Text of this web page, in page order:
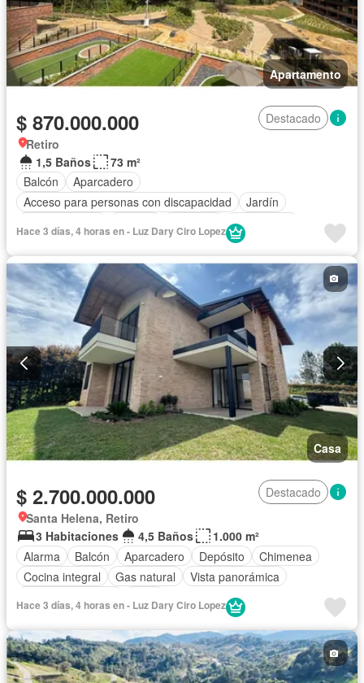
Apartamento
$ 870.000.000
Destacado
Retiro
1,5 Baños
73 m²
Balcón
Aparcadero
Acceso para personas con discapacidad
Jardín
Gas natural
Seguridad privada Agua
Hace 3 días, 4 horas en - Luz Dary Ciro Lopez
Casa
$ 2.700.000.000
Destacado
Santa Helena, Retiro
3 Habitaciones
4,5 Baños
1.000 m²
Alarma
Balcón Aparcadero Depósito
Chimenea
Cocina integral
Gas natural
Vista panorámica
Hace 3 días, 4 horas en - Luz Dary Ciro Lopez